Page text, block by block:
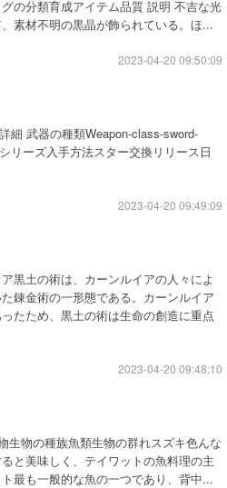
の分類育成アイテム品質 説明 不吉な光
素材不明の黒晶が飾られている。ほ...
2023-04-20 09:50:09
細 武器の種類Weapon-class-sword-
リーズ入手方法スター交換リリース日
2023-04-20 09:49:09
黒土の術は、カーンルイアの人々によ
錬金術の一形態である。カーンルイア
たため、黒土の術は生命の創造に重点
2023-04-20 09:48:10
生物の種族魚類生物の群れスズキ色んな
と美味しく、テイワットの魚料理の主
最も一般的な魚の一つであり、背中...